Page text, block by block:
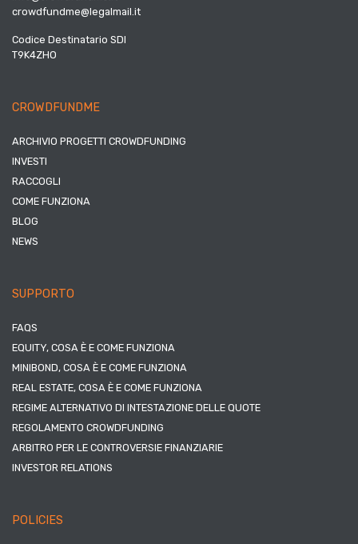
crowdfundme@legalmail.it
Codice Destinatario SDI
T9K4ZHO
CROWDFUNDME
ARCHIVIO PROGETTI CROWDFUNDING
INVESTI
RACCOGLI
COME FUNZIONA
BLOG
NEWS
SUPPORTO
FAQS
EQUITY, COSA È E COME FUNZIONA
MINIBOND, COSA È E COME FUNZIONA
REAL ESTATE, COSA È E COME FUNZIONA
REGIME ALTERNATIVO DI INTESTAZIONE DELLE QUOTE
REGOLAMENTO CROWDFUNDING
ARBITRO PER LE CONTROVERSIE FINANZIARIE
INVESTOR RELATIONS
POLICIES